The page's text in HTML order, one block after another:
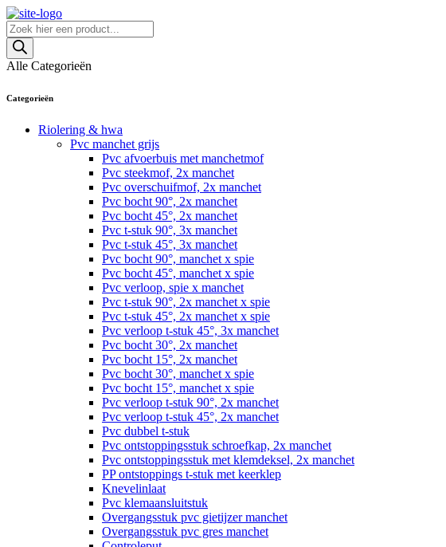
Skip
to
content
Producten
zoeken
Alle Categorieën
Categorieën
Riolering & hwa
Pvc manchet grijs
Pvc afvoerbuis met manchetmof
Pvc steekmof, 2x manchet
Pvc overschuifmof, 2x manchet
Pvc bocht 90°, 2x manchet
Pvc bocht 45°, 2x manchet
Pvc t-stuk 90°, 3x manchet
Pvc t-stuk 45°, 3x manchet
Pvc bocht 90°, manchet x spie
Pvc bocht 45°, manchet x spie
Pvc verloop, spie x manchet
Pvc t-stuk 90°, 2x manchet x spie
Pvc t-stuk 45°, 2x manchet x spie
Pvc verloop t-stuk 45°, 3x manchet
Pvc bocht 30°, 2x manchet
Pvc bocht 15°, 2x manchet
Pvc bocht 30°, manchet x spie
Pvc bocht 15°, manchet x spie
Pvc verloop t-stuk 90°, 2x manchet
Pvc verloop t-stuk 45°, 2x manchet
Pvc dubbel t-stuk
Pvc ontstoppingsstuk schroefkap, 2x manchet
Pvc ontstoppingsstuk met klemdeksel, 2x manchet
PP ontstoppings t-stuk met keerklep
Knevelinlaat
Pvc klemaansluitstuk
Overgangsstuk pvc gietijzer manchet
Overgangsstuk pvc gres manchet